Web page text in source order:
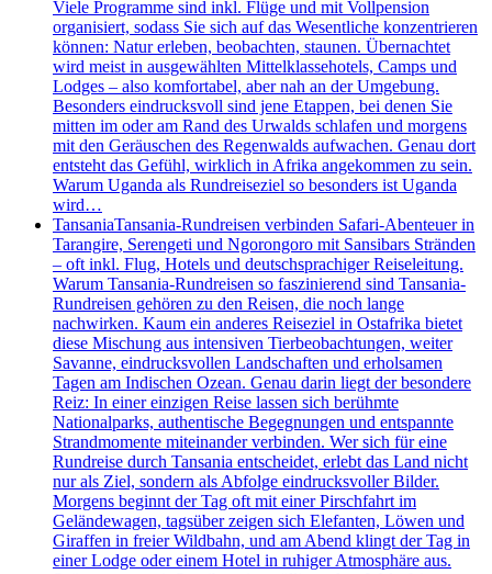
Viele Programme sind inkl. Flüge und mit Vollpension
organisiert, sodass Sie sich auf das Wesentliche konzentrieren
können: Natur erleben, beobachten, staunen. Übernachtet
wird meist in ausgewählten Mittelklassehotels, Camps und
Lodges – also komfortabel, aber nah an der Umgebung.
Besonders eindrucksvoll sind jene Etappen, bei denen Sie
mitten im oder am Rand des Urwalds schlafen und morgens
mit den Geräuschen des Regenwalds aufwachen. Genau dort
entsteht das Gefühl, wirklich in Afrika angekommen zu sein.
Warum Uganda als Rundreiseziel so besonders ist Uganda
wird…
TansaniaTansania-Rundreisen verbinden Safari-Abenteuer in
Tarangire, Serengeti und Ngorongoro mit Sansibars Stränden
– oft inkl. Flug, Hotels und deutschsprachiger Reiseleitung.
Warum Tansania-Rundreisen so faszinierend sind Tansania-
Rundreisen gehören zu den Reisen, die noch lange
nachwirken. Kaum ein anderes Reiseziel in Ostafrika bietet
diese Mischung aus intensiven Tierbeobachtungen, weiter
Savanne, eindrucksvollen Landschaften und erholsamen
Tagen am Indischen Ozean. Genau darin liegt der besondere
Reiz: In einer einzigen Reise lassen sich berühmte
Nationalparks, authentische Begegnungen und entspannte
Strandmomente miteinander verbinden. Wer sich für eine
Rundreise durch Tansania entscheidet, erlebt das Land nicht
nur als Ziel, sondern als Abfolge eindrucksvoller Bilder.
Morgens beginnt der Tag oft mit einer Pirschfahrt im
Geländewagen, tagsüber zeigen sich Elefanten, Löwen und
Giraffen in freier Wildbahn, und am Abend klingt der Tag in
einer Lodge oder einem Hotel in ruhiger Atmosphäre aus.